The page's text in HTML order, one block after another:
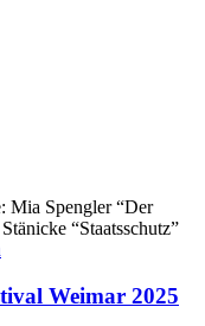
Mia Spengler “Der
“Staatsschutz”
Weimar 2025